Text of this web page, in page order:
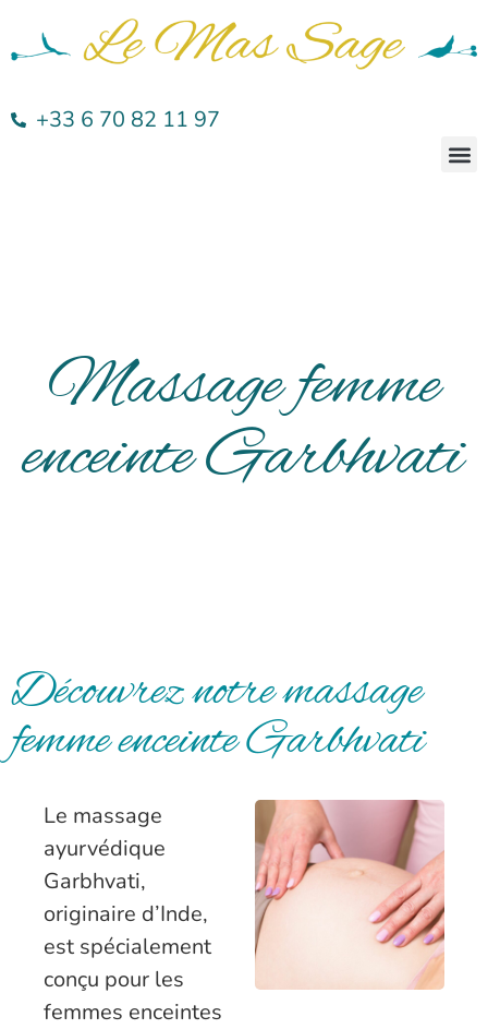
+33 6 70 82 11 97
Massage femme
enceinte Garbhvati
Découvrez notre massage
femme enceinte Garbhvati
Le massage
ayurvédique
Garbhvati,
originaire d’Inde,
est spécialement
conçu pour les
femmes enceintes